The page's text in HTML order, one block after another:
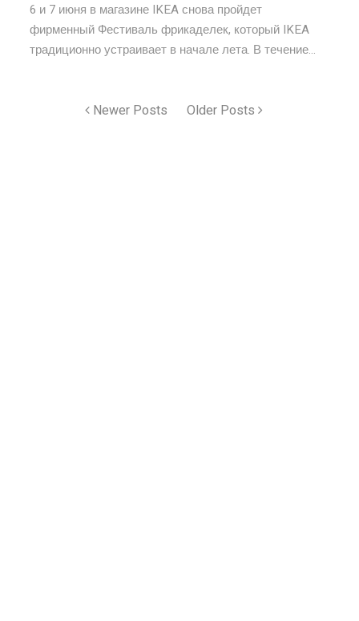
6 и 7 июня в магазине IKEA снова пройдет
фирменный Фестиваль фрикаделек, который IKEA
традиционно устраивает в начале лета. В течение...
Newer Posts Older Posts